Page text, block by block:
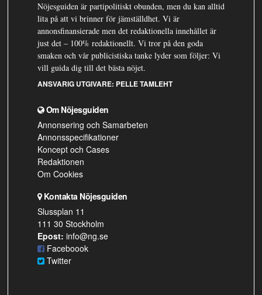
Nöjesguiden är partipolitiskt obunden, men du kan alltid
lita på att vi brinner för jämställdhet. Vi är
annonsfinansierade men det redaktionella innehållet är
just det – 100% redaktionellt. Vi tror på den goda
smaken och vår publicistiska tanke lyder som följer: Vi
vill guida dig till det bästa nöjet.
ANSVARIG UTGIVARE: PELLE TAMLEHT
Om Nöjesguiden
Annonsering och Samarbeten
Annonsspecifikationer
Koncept och Cases
Redaktionen
Om Cookies
Kontakta Nöjesguiden
Slussplan 11
111 30 Stockholm
Epost: info@ng.se
Faceboook
Twitter